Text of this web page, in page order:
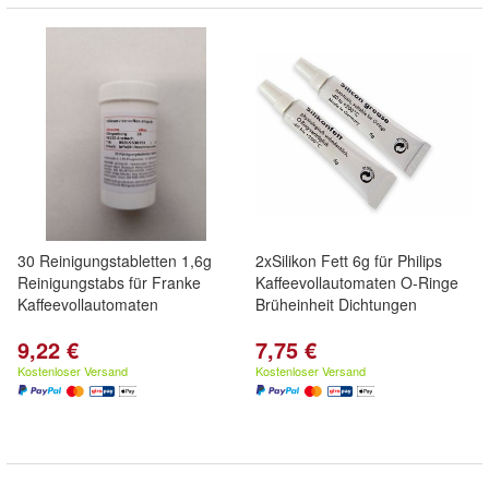
30 Reinigungstabletten 1,6g
Reinigungstabs für Franke
Kaffeevollautomaten
9,22 €
Kostenloser Versand
2xSilikon Fett 6g für Philips
Kaffeevollautomaten O-Ringe
Brüheinheit Dichtungen
7,75 €
Kostenloser Versand